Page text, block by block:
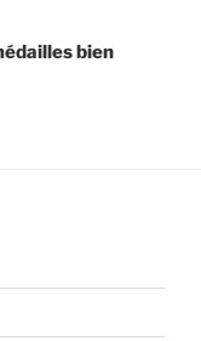
bien